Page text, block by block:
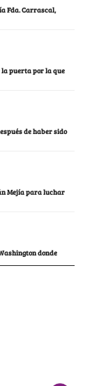
Fda. Carrascal,
puerta por la que
de haber sido
Mejía para luchar
donde